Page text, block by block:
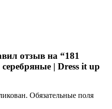
отзыв на “181
| Dress it up
Обязательные поля